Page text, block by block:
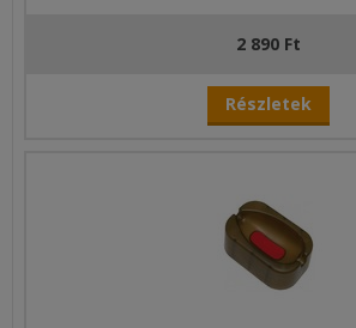
2 890 Ft
Részletek